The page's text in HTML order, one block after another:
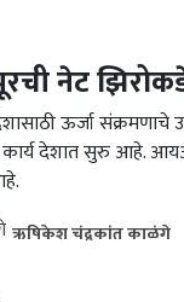
नेट
देशासाठी ऊर्जा
कार्य देशात सुरु आहे.
ऋषिकेश चंद्रकांत काळंगे